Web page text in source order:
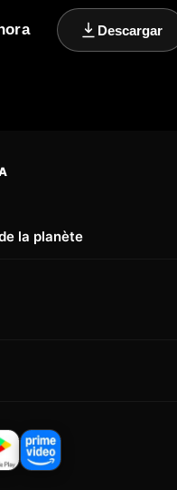
las ballenas y su
la salud de nuestros
Descargar
la planète